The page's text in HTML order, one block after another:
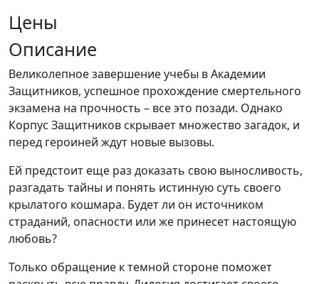
Цены
Описание
Великолепное завершение учебы в Академии
Защитников, успешное прохождение смертельного
экзамена на прочность – все это позади. Однако
Корпус Защитников скрывает множество загадок, и
перед героиней ждут новые вызовы.
Ей предстоит еще раз доказать свою выносливость,
разгадать тайны и понять истинную суть своего
крылатого кошмара. Будет ли он источником
страданий, опасности или же принесет настоящую
любовь?
Только обращение к темной стороне поможет